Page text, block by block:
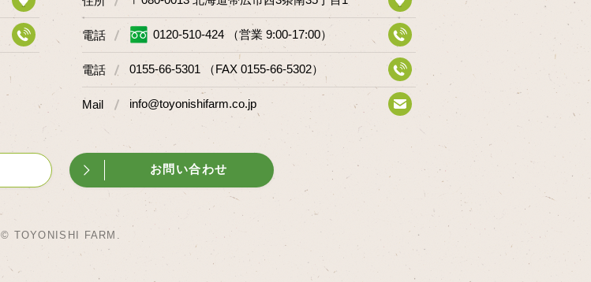
電話 0120-510-424 （営業 9:00-17:00）
電話 0155-66-5301 （FAX 0155-66-5302）
Mail info@toyonishifarm.co.jp
お問い合わせ
© TOYONISHI FARM.